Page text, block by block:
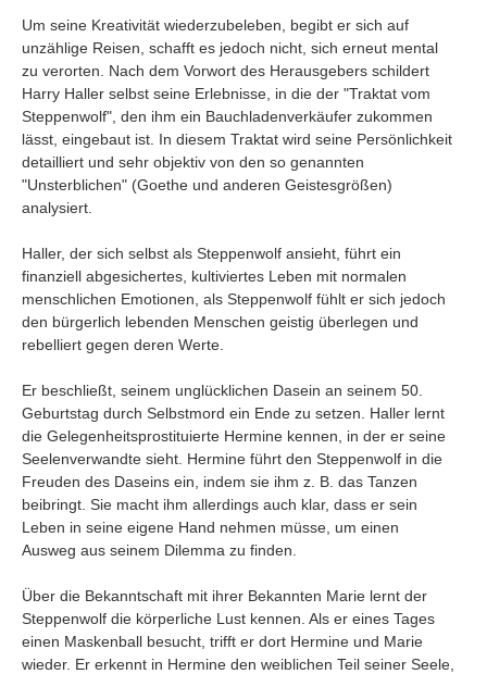
Aktive Forenbeiträge
Dies ist das Forum um neue Funktionen und Information zu Wünschen
Regeln (Bitte vor dem posten lesen)
Regeln (Bitte vor dem posten lesen)
Regeln (Bitte vor dem posten lesen)
Um seine Kreativität wiederzubeleben, begibt er sich auf
unzählige Reisen, schafft es jedoch nicht, sich erneut mental
zu verorten. Nach dem Vorwort des Herausgebers schildert
Harry Haller selbst seine Erlebnisse, in die der "Traktat vom
Steppenwolf", den ihm ein Bauchladenverkäufer zukommen
lässt, eingebaut ist. In diesem Traktat wird seine Persönlichkeit
detailliert und sehr objektiv von den so genannten
"Unsterblichen" (Goethe und anderen Geistesgrößen)
analysiert.
Haller, der sich selbst als Steppenwolf ansieht, führt ein
finanziell abgesichertes, kultiviertes Leben mit normalen
menschlichen Emotionen, als Steppenwolf fühlt er sich jedoch
den bürgerlich lebenden Menschen geistig überlegen und
rebelliert gegen deren Werte.
Er beschließt, seinem unglücklichen Dasein an seinem 50.
Geburtstag durch Selbstmord ein Ende zu setzen. Haller lernt
die Gelegenheitsprostituierte Hermine kennen, in der er seine
Seelenverwandte sieht. Hermine führt den Steppenwolf in die
Freuden des Daseins ein, indem sie ihm z. B. das Tanzen
beibringt. Sie macht ihm allerdings auch klar, dass er sein
Leben in seine eigene Hand nehmen müsse, um einen
Ausweg aus seinem Dilemma zu finden.
Über die Bekanntschaft mit ihrer Bekannten Marie lernt der
Steppenwolf die körperliche Lust kennen. Als er eines Tages
einen Maskenball besucht, trifft er dort Hermine und Marie
wieder. Er erkennt in Hermine den weiblichen Teil seiner Seele,